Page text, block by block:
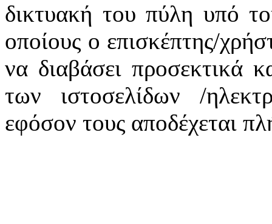
δικτυακή του πύλη υπό
οποίους ο επισκέπτης/
να διαβάσει προσεκτικά
των ιστοσελίδων /
εφόσον τους αποδέχεται